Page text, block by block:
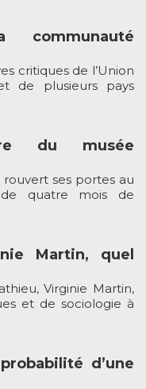
communauté
critiques de l’Union
de plusieurs pays
du musée
ses portes au
quatre mois de
Martin, quel
Virginie Martin,
et de sociologie à
d’une